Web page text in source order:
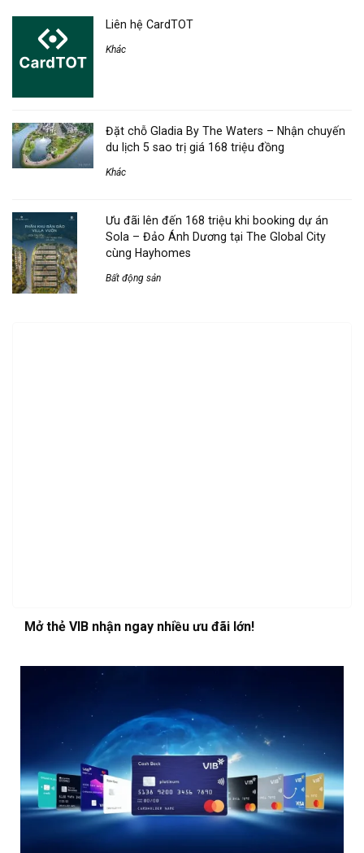
Liên hệ CardTOT
Khác
Đặt chỗ Gladia By The Waters – Nhận chuyến
du lịch 5 sao trị giá 168 triệu đồng
Khác
Ưu đãi lên đến 168 triệu khi booking dự án
Sola – Đảo Ánh Dương tại The Global City
cùng Hayhomes
Bất động sản
Mở thẻ VIB nhận ngay nhiều ưu đãi lớn!